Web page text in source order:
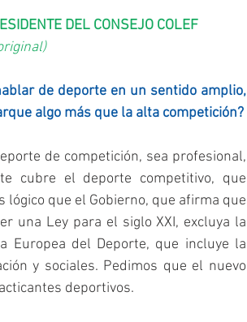
DEL CONSEJO COLEF
)
de deporte en un sentido amplio,
algo más que la alta competición?
de competición, sea profesional,
cubre el deporte competitivo, que
que el Gobierno, que afirma que
una Ley para el siglo XXI, excluya la
Europea del Deporte, que incluye la
y sociales. Pedimos que el nuevo
deportivos.